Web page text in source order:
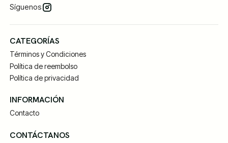
Síguenos
CATEGORÍAS
Términos y Condiciones
Política de reembolso
Política de privacidad
INFORMACIÓN
Contacto
CONTÁCTANOS